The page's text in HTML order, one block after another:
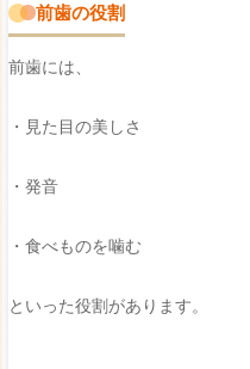
前歯の役割
前歯には、
・見た目の美しさ
・発音
・食べものを噛む
といった役割があります。